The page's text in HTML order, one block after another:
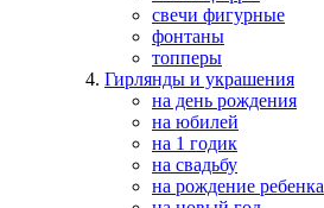
свечи фигурные
фонтаны
топперы
Гирлянды и украшения
на день рождения
на юбилей
на 1 годик
на свадьбу
на рождение ребенка